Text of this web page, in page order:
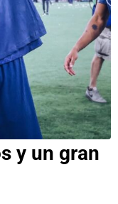
y un gran